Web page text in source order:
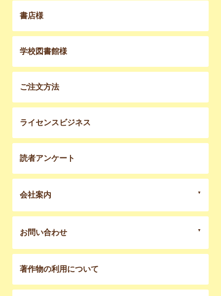
書店様
学校図書館様
ご注文方法
ライセンスビジネス
読者アンケート
会社案内
お問い合わせ
著作物の利用について